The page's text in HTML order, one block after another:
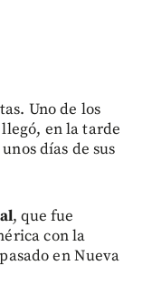
Uno de los
en la tarde
días de sus
, que fue
con la
en Nueva